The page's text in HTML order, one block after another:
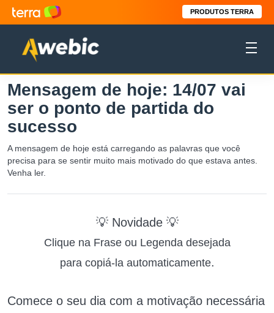
PRODUTOS TERRA
Mensagem de hoje: 14/07 vai
ser o ponto de partida do
sucesso
A mensagem de hoje está carregando as palavras que você
precisa para se sentir muito mais motivado do que estava antes.
Venha ler.
💡 Novidade 💡
Clique na Frase ou Legenda desejada
para copiá-la automaticamente.
Comece o seu dia com a motivação necessária